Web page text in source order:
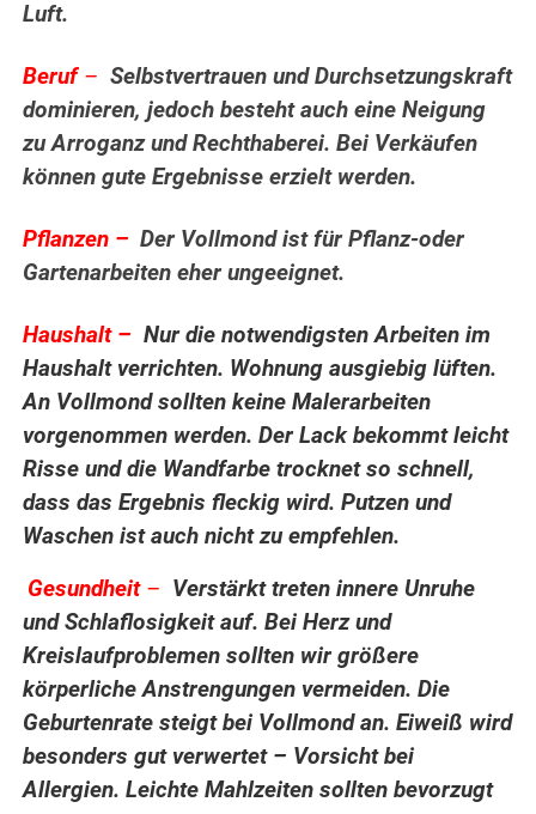
Luft.
Beruf– Selbstvertrauen und Durchsetzungskraft
dominieren, jedoch besteht auch eine Neigung
zu Arroganz und Rechthaberei. Bei Verkäufen
können gute Ergebnisse erzielt werden.
Pflanzen – Der Vollmond ist für Pflanz-oder
Gartenarbeiten eher ungeeignet.
Haushalt –Nur die notwendigsten Arbeiten im
Haushalt verrichten. Wohnung ausgiebig lüften.
An Vollmond sollten keine Malerarbeiten
vorgenommen werden. Der Lack bekommt leicht
Risse und die Wandfarbe trocknet so schnell,
dass das Ergebnis fleckig wird. Putzen und
Waschen ist auch nicht zu empfehlen.
Gesundheit – Verstärkt treten innere Unruhe
und Schlaflosigkeit auf. Bei Herz und
Kreislaufproblemen sollten wir größere
körperliche Anstrengungen vermeiden. Die
Geburtenrate steigt bei Vollmond an. Eiweiß wird
besonders gut verwertet – Vorsicht bei
Allergien. Leichte Mahlzeiten sollten bevorzugt